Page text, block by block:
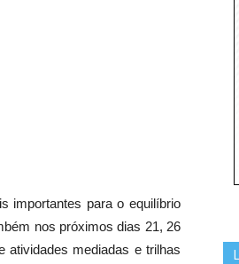
importantes para o equilíbrio
nos próximos dias 21, 26
atividades mediadas e trilhas